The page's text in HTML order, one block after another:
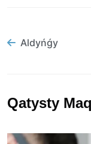
Aldyńǵy
Qatysty